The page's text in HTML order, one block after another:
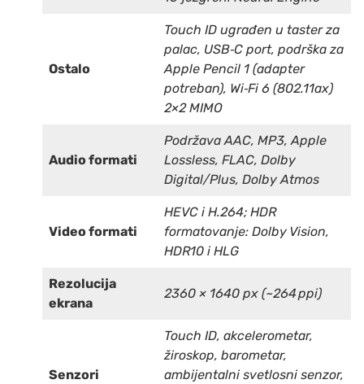
Ostalo
Touch ID ugrađen u taster za
palac, USB‑C port, podrška za
Apple Pencil 1 (adapter
potreban), Wi‑Fi 6 (802.11ax)
2×2 MIMO
Audio formati
Podržava AAC, MP3, Apple
Lossless, FLAC, Dolby
Digital/Plus, Dolby Atmos
Video formati
HEVC i H.264; HDR
formatovanje: Dolby Vision,
HDR10 i HLG
Rezolucija
ekrana
2360 × 1640 px (~264 ppi)
Senzori
Touch ID, akcelerometar,
žiroskop, barometar,
ambijentalni svetlosni senzor,